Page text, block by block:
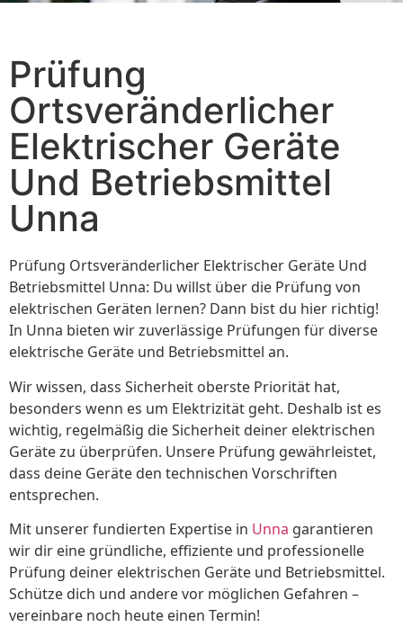
Prüfung
Ortsveränderlicher
Elektrischer Geräte
Und Betriebsmittel
Unna
Prüfung Ortsveränderlicher Elektrischer Geräte Und
Betriebsmittel Unna: Du willst über die Prüfung von
elektrischen Geräten lernen? Dann bist du hier richtig!
In Unna bieten wir zuverlässige Prüfungen für diverse
elektrische Geräte und Betriebsmittel an.
Wir wissen, dass Sicherheit oberste Priorität hat,
besonders wenn es um Elektrizität geht. Deshalb ist es
wichtig, regelmäßig die Sicherheit deiner elektrischen
Geräte zu überprüfen. Unsere Prüfung gewährleistet,
dass deine Geräte den technischen Vorschriften
entsprechen.
Mit unserer fundierten Expertise in Unna garantieren
wir dir eine gründliche, effiziente und professionelle
Prüfung deiner elektrischen Geräte und Betriebsmittel.
Schütze dich und andere vor möglichen Gefahren –
vereinbare noch heute einen Termin!